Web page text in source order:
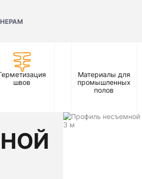
швов
Материалы для
промышленных
полов